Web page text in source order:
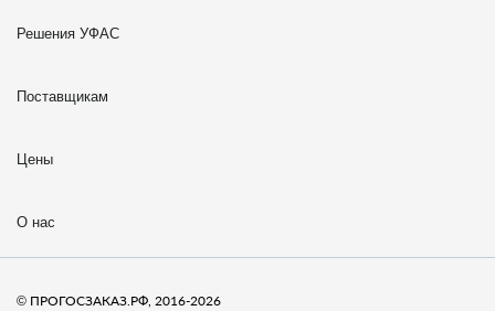
Решения УФАС
Поставщикам
Цены
О нас
© ПРОГОСЗАКАЗ.РФ, 2016-2026